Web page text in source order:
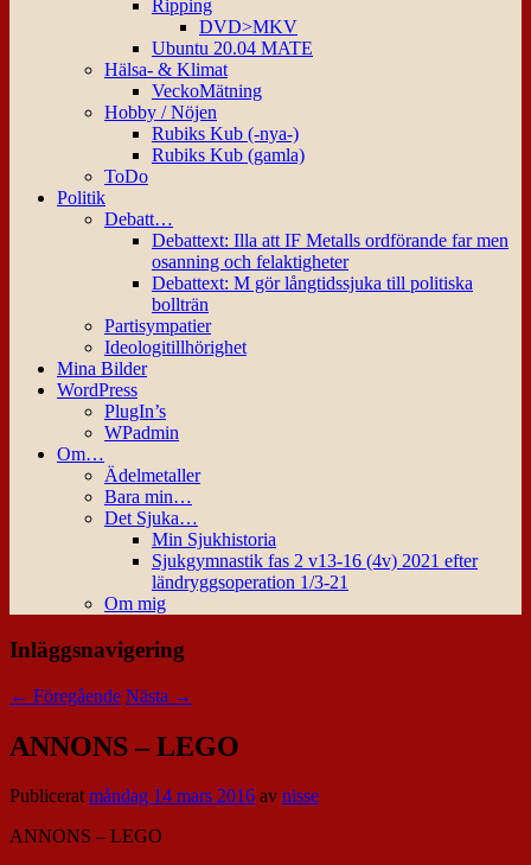
Ripping
DVD>MKV
Ubuntu 20.04 MATE
Hälsa- & Klimat
VeckoMätning
Hobby / Nöjen
Rubiks Kub (-nya-)
Rubiks Kub (gamla)
ToDo
Politik
Debatt…
Debattext: Illa att IF Metalls ordförande far men
osanning och felaktigheter
Debattext: M gör långtidssjuka till politiska
bollträn
Partisympatier
Ideologitillhörighet
Mina Bilder
WordPress
PlugIn’s
WPadmin
Om…
Ädelmetaller
Bara min…
Det Sjuka…
Min Sjukhistoria
Sjukgymnastik fas 2 v13-16 (4v) 2021 efter
ländryggsoperation 1/3-21
Om mig
Inläggsnavigering
← Föregående Nästa →
ANNONS – LEGO
Publiceratmåndag 14 mars 2016 av nisse
ANNONS – LEGO